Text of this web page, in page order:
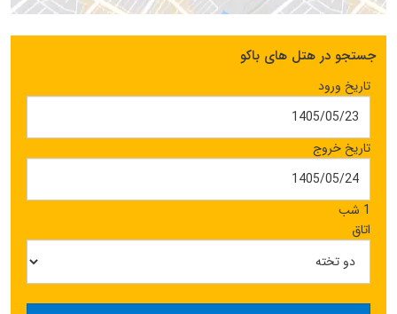
جستجو در هتل های باکو
تاریخ ورود
تاریخ خروج
1 شب
اتاق